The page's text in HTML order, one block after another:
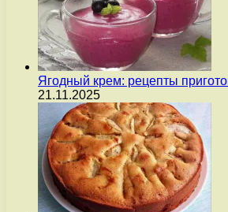
Ягодный крем: рецепты
21.11.2025